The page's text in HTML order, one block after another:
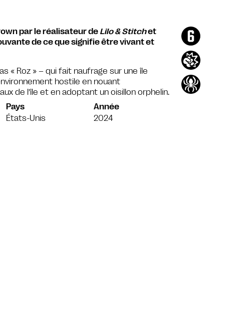
par le réalisateur de Lilo & Stitchet
de ce que signifie être vivant et
« Roz » – qui fait naufrage sur une île
hostile en nouant
de l’île et en adoptant un oisillon orphelin.
Pays
États-Unis
Année
2024